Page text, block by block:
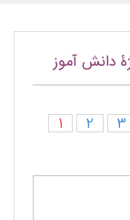
دانش آموز
1 2 3